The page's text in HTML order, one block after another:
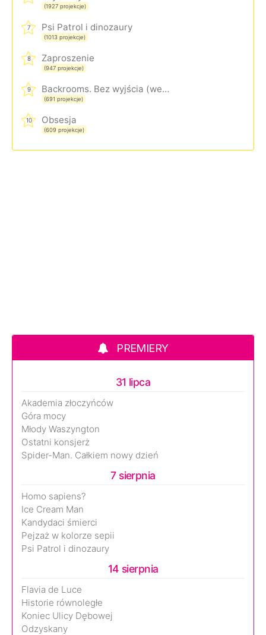
(1927 projekcje)
7 Psi Patrol i dinozaury
(1013 projekcje)
8 Zaproszenie
(947 projekcje)
9 Backrooms. Bez wyjścia (wersja rozszerzona)
(691 projekcje)
10 Obsesja
(609 projekcje)
PREMIERY
31 lipca
Akademia złoczyńców
Góra mocy
Młody Waszyngton
Ostatni konsjerż
Spider-Man. Całkiem nowy dzień
7 sierpnia
Homo sapiens?
Ice Cream Man
Kandydaci śmierci
Pejzaż w kolorze sepii
Psi Patrol i dinozaury
14 sierpnia
Flavia de Luce
Historie równoległe
Koniec Ulicy Dębowej
Odzyskany